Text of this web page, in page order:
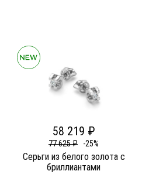
58 219 ₽
77 625 ₽ -25%
Серьги из белого золота c
бриллиантами